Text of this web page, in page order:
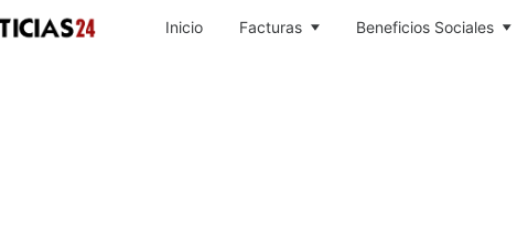
Inicio Facturas Beneficios Sociales